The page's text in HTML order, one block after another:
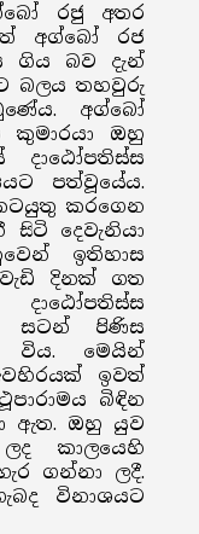
රජු අතර
අග්බෝ රජ
ගිය බව දැන්
බලය තහවුරු
අග්බෝ
කුමාරයා ඔහු
පත්වූයේය.
කරගෙන
දෙවැනියා
ඉතිහාස
දිනක් ගත
සටන් පිණිස
විය. මෙයින්
ඉවත්
බිඳින
ඇත. ඔහු යුව
කාලයෙහි
ගන්නා ලදී.
විනාශයට